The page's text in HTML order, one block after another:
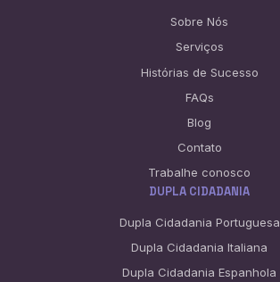
Sobre Nós
Serviços
Histórias de Sucesso
FAQs
Blog
Contato
Trabalhe conosco
DUPLA CIDADANIA
Dupla Cidadania Portuguesa
Dupla Cidadania Italiana
Dupla Cidadania Espanhola